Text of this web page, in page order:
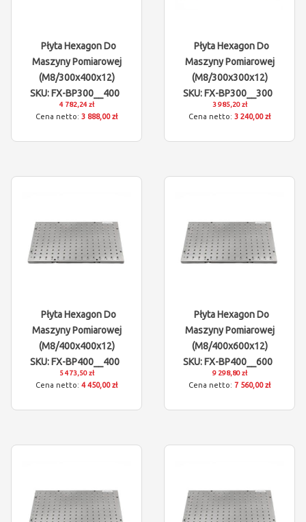
Płyta Hexagon Do
Maszyny Pomiarowej
(M8/300x400x12)
SKU: FX-BP300__400
4 782,24 zł
3 888,00 zł
Płyta Hexagon Do
Maszyny Pomiarowej
(M8/300x300x12)
SKU: FX-BP300__300
3 985,20 zł
3 240,00 zł
Płyta Hexagon Do
Maszyny Pomiarowej
(M8/400x400x12)
SKU: FX-BP400__400
5 473,50 zł
4 450,00 zł
Płyta Hexagon Do
Maszyny Pomiarowej
(M8/400x600x12)
SKU: FX-BP400__600
9 298,80 zł
7 560,00 zł